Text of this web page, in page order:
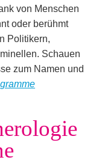
von Menschen
oder berühmt
Politikern,
Schauen
zum Namen und